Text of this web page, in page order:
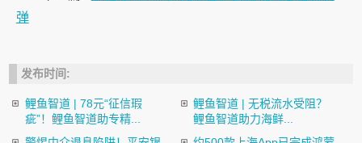
弹
发布时间:
鲤鱼智道 | 78元“征信瑕
疵”！鲤鱼智道助专精...
鲤鱼智道 | 无税流水受阻？
鲤鱼智道助力海鲜...